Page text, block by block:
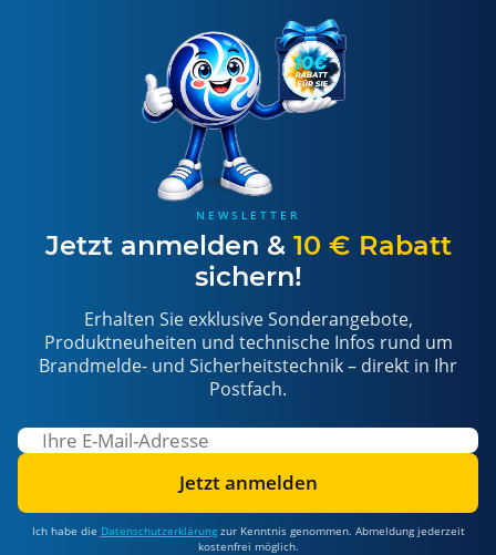
NEWSLETTER
Jetzt anmelden & 10 € Rabatt
sichern!
Erhalten Sie exklusive Sonderangebote,
Produktneuheiten und technische Infos rund um
Brandmelde- und Sicherheitstechnik – direkt in Ihr
Postfach.
Jetzt anmelden
Ich habe die Datenschutzerklärungzur Kenntnis genommen. Abmeldung jederzeit
kostenfrei möglich.